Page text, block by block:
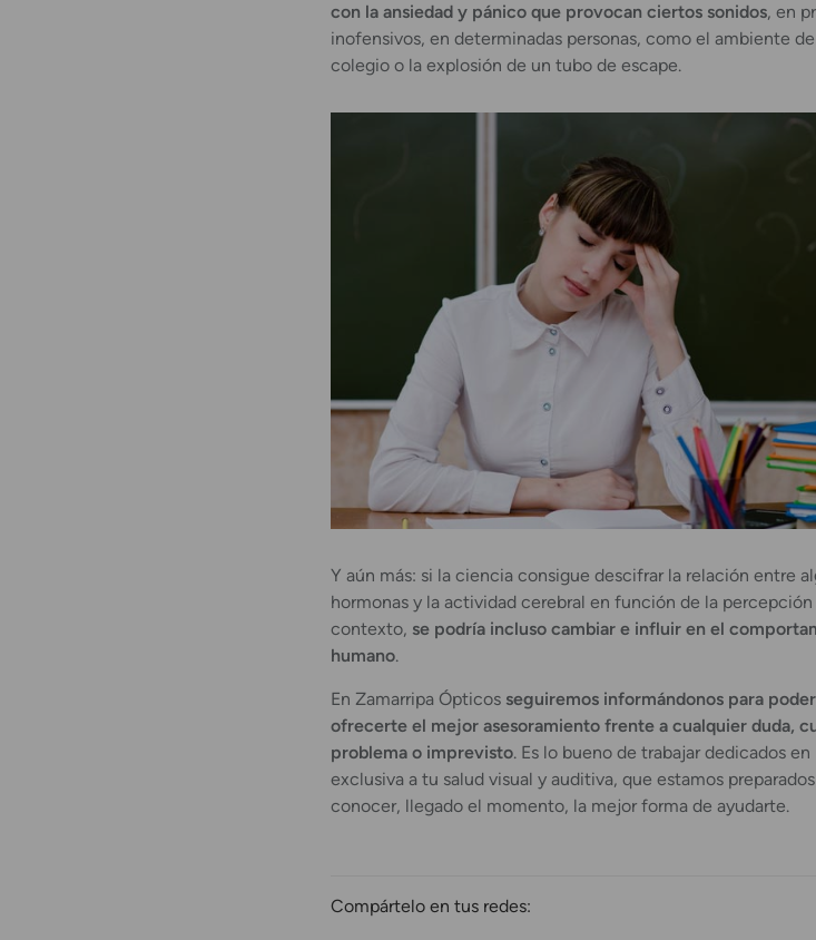
con la ansiedad y pánico que provocan ciertos sonidos, en
inofensivos, en determinadas personas, como el ambiente
colegio o la explosión de un tubo de escape.
Y aún más: si la ciencia consigue descifrar la relación entre
hormonas y la actividad cerebral en función de la percepción
contexto, se podría incluso cambiar e influir en el
humano.
En Zamarripa Ópticos seguiremos informándonos para poder
ofrecerte el mejor asesoramiento frente a cualquier duda,
problema o imprevisto. Es lo bueno de trabajar dedicados en
exclusiva a tu salud visual y auditiva, que estamos
conocer, llegado el momento, la mejor forma de ayudarte.
Compártelo en tus redes: